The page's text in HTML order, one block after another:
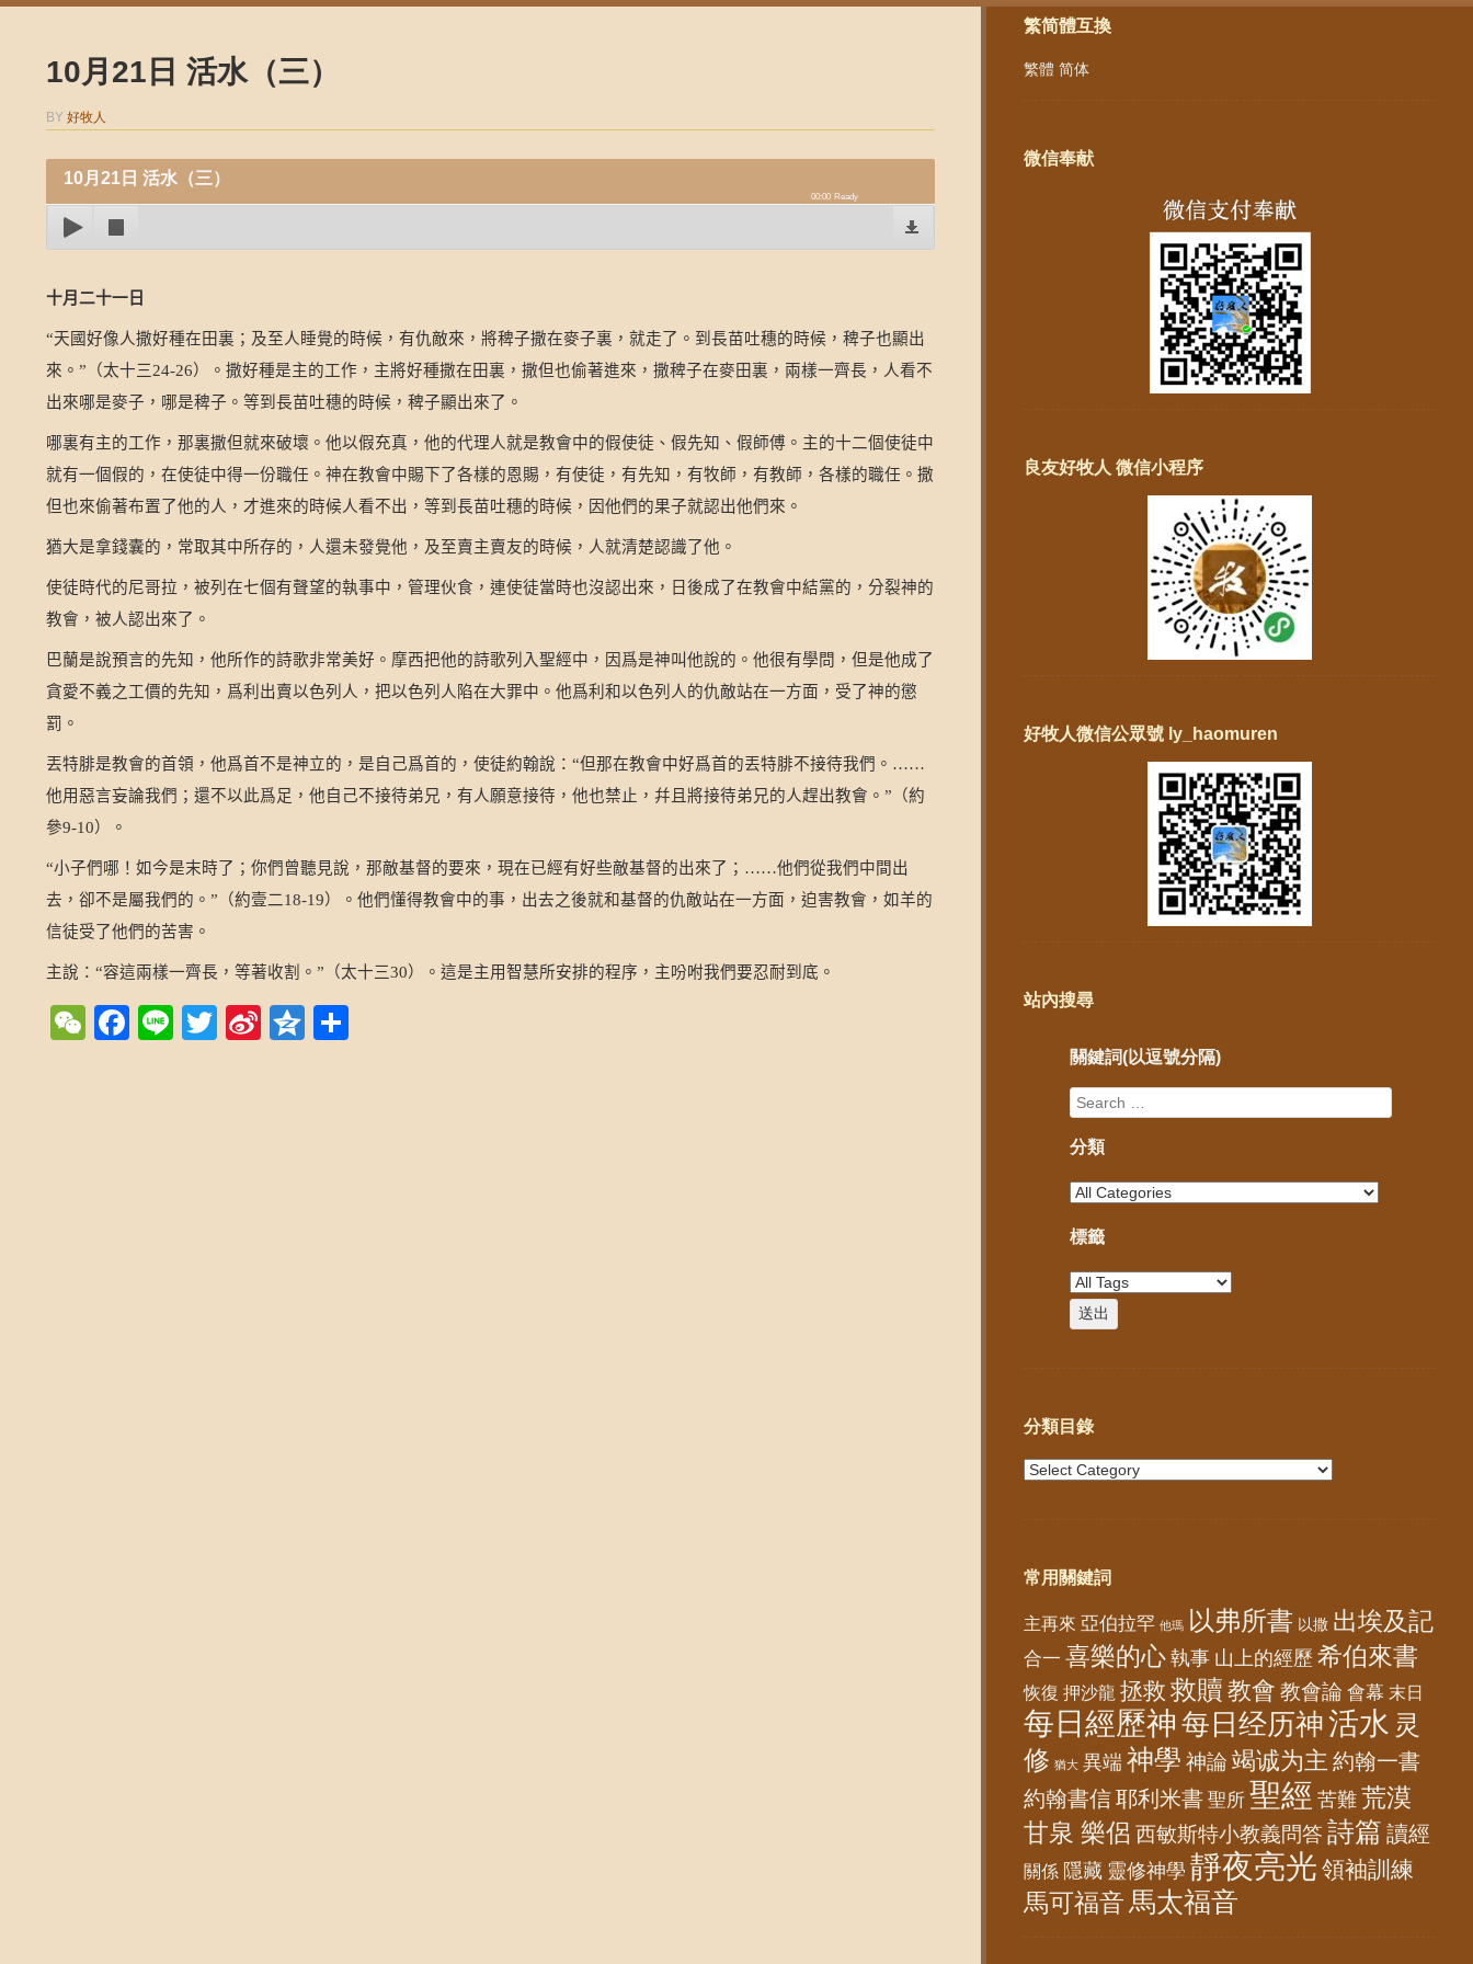
10月21日 活水（三）
BY 好牧人
10月21日 活水（三）
00:00 Ready
十月二十一日
“天國好像人撒好種在田裏；及至人睡覺的時候，有仇敵來，將稗子撒在麥子裏，就走了。到長苗吐穗的時候，稗子也顯出
來。 ” （太十三24-26）。撒好種是主的工作，主將好種撒在田裏，撒但也偷著進來，撒稗子在麥田裏，兩樣一齊長，人看不
出來哪是麥子，哪是稗子。等到長苗吐穗的時候，稗子顯出來了。
哪裏有主的工作，那裏撒但就來破壞。他以假充真，他的代理人就是教會中的假使徒、假先知、假師傅。主的十二個使徒中
就有一個假的，在使徒中得一份職任。神在教會中賜下了各樣的恩賜，有使徒，有先知，有牧師，有教師，各樣的職任。撒
但也來偷著布置了他的人，才進來的時候人看不出，等到長苗吐穗的時候，因他們的果子就認出他們來。
猶大是拿錢囊的，常取其中所存的，人還未發覺他，及至賣主賣友的時候，人就清楚認識了他。
使徒時代的尼哥拉，被列在七個有聲望的執事中，管理伙食，連使徒當時也沒認出來，日後成了在教會中結黨的，分裂神的
教會，被人認出來了。
巴蘭是說預言的先知，他所作的詩歌非常美好。摩西把他的詩歌列入聖經中，因爲是神叫他說的。他很有學問，但是他成了
貪愛不義之工價的先知，爲利出賣以色列人，把以色列人陷在大罪中。他爲利和以色列人的仇敵站在一方面，受了神的懲
罰。
丟特腓是教會的首領，他爲首不是神立的，是自己爲首的，使徒約翰說： “但那在教會中好爲首的丟特腓不接待我們。 ……
他用惡言妄論我們；還不以此爲足，他自己不接待弟兄，有人願意接待，他也禁止，幷且將接待弟兄的人趕出教會。 ”
（約
參9-10）。
“小子們哪！如今是末時了；你們曾聽見說，那敵基督的要來，現在已經有好些敵基督的出來了； ……他們從我們中間出
去，卻不是屬我們的。 ” （約壹二18-19）。他們懂得教會中的事，出去之後就和基督的仇敵站在一方面，迫害教會，如羊的
信徒受了他們的苦害。
主說： “容這兩樣一齊長，等著收割。 ” （太十三30）。這是主用智慧所安排的程序，主吩咐我們要忍耐到底。
WeChat
Facebook
LineTwitterSinaQzone
繁简體互換
繁體 简体
微信奉献
良友好牧人 微信小程序
好牧人微信公眾號 ly_haomuren
站內搜尋
關鍵詞(以逗號分隔)
分類
標籤
分類目錄
常用關鍵詞
主再來 亞伯拉罕 他瑪 以弗所書 以撒 出埃及記
合一 喜樂的心 執事 山上的經歷 希伯來書
恢復 押沙龍 拯救 救贖 教會 教會論 會幕 末日
每日經歷神 每日经历神活水 灵
修 猶大 異端 神學 神論 竭诚为主 約翰一書
約翰書信耶利米書 聖所 聖經 苦難 荒漠
甘泉 樂侶 西敏斯特小教義問答詩篇 讀經
關係 隱藏 靈修神學 靜夜亮光 領袖訓練
馬可福音 馬太福音